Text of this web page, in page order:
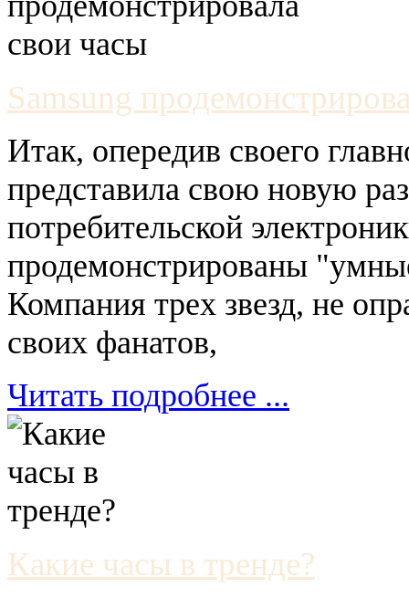
Samsung
Итак, опередив своего
представила свою новую
потребительской
продемонстрированы
Компания трех звезд, не
своих фанатов,
Читать подробнее ...
Какие часы в тренде?